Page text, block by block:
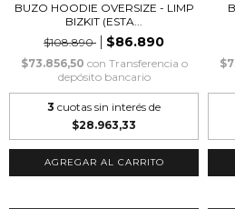
BUZO HOODIE OVERSIZE - LIMP
BIZKIT (ESTA...
$108.890
$86.890
$73.856,50 con Transferencia o
depósito bancario
3 cuotas sin interés de
$28.963,33
AGREGAR AL CARRITO